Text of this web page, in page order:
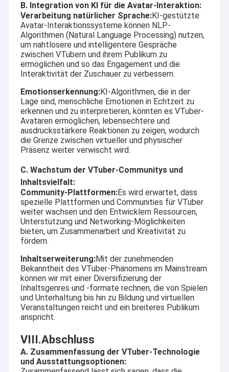
B. Integration von KI für die Avatar-Interaktion:
Verarbeitung natürlicher Sprache:KI-gestützte
Avatar-Interaktionssysteme können NLP-
Algorithmen (Natural Language Processing) nutzen,
um nahtlosere und intelligentere Gespräche
zwischen VTubern und ihrem Publikum zu
ermöglichen und so das Engagement und die
Interaktivität der Zuschauer zu verbessern.
Emotionserkennung:KI-Algorithmen, die in der
Lage sind, menschliche Emotionen in Echtzeit zu
erkennen und zu interpretieren, könnten es VTuber-
Avataren ermöglichen, lebensechtere und
ausdrucksstärkere Reaktionen zu zeigen, wodurch
die Grenze zwischen virtueller und physischer
Präsenz weiter verwischt wird.
C. Wachstum der VTuber-Communitys und
Inhaltsvielfalt:
Community-Plattformen:Es wird erwartet, dass
spezielle Plattformen und Communities für VTuber
weiter wachsen und den Entwicklern Ressourcen,
Unterstützung und Networking-Möglichkeiten
bieten, um Zusammenarbeit und Kreativität zu
fördern.
Inhaltserweiterung:Mit der zunehmenden
Bekanntheit des VTuber-Phänomens im Mainstream
können wir mit einer Diversifizierung der
Inhaltsgenres und -formate rechnen, die von Spielen
und Unterhaltung bis hin zu Bildung und virtuellen
Veranstaltungen reicht und ein breiteres Publikum
anspricht.
VIII.Abschluss
A. Zusammenfassung der VTuber-Technologie
und Ausstattungsoptionen: